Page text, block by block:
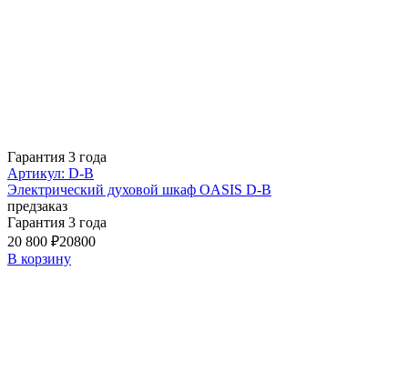
Гарантия 3 года
Артикул: D-B
Электрический духовой шкаф OASIS D-B
предзаказ
Гарантия 3 года
20 800 ₽20800
В корзину